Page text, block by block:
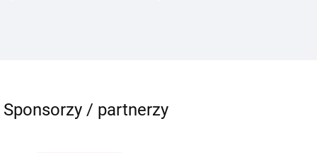
Sponsorzy / partnerzy